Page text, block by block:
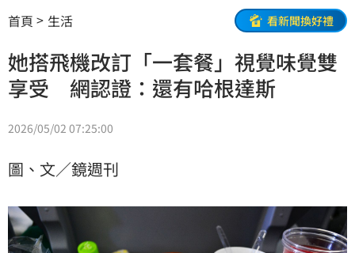
首頁 生活 看新聞換好禮
她搭飛機改訂「一套餐」視覺味覺雙
享受 網認證：還有哈根達斯
2026/05/02 07:25:00
圖、文／鏡週刊